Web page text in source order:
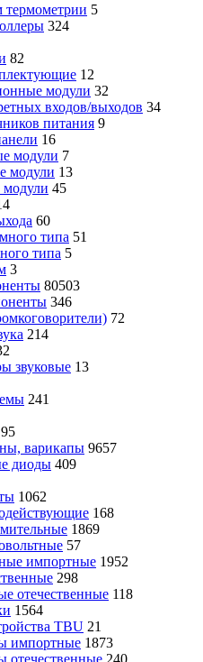
термометрии 5
324
82
12
модули 32
входов/выходов 34
питания 9
16
модули 7
модули 13
45
60
типа 51
типа 5
3
80503
346
72
214
звуковые 13
241
95
варикапы 9657
диоды 409
1062
168
1869
57
импортные 1952
298
отечественные 118
1564
TBU 21
импортные 1873
отечественные 240